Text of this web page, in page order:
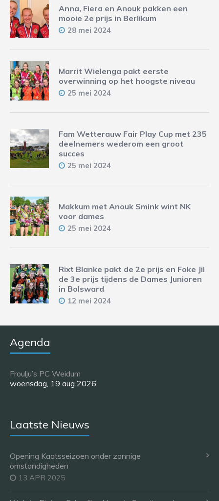
Anna, Fiera en Anouk pakken een
mooie 2e prijs in Berlikum
28 mei 2024
Marrit Wielenga pakt eerste
overwinning op het hoogste niveau
25 mei 2024
Fam Wetterauw Fair Play Cup met 235
deelnemers wederom een groot
succes
25 mei 2024
Makkum met Anouk Smink wint NK
voor dames
25 mei 2024
Rixt Blanke pakt de 2e prijs en Foke Jil
de 3e prijs tijdens de Dames Junioren
in Bolsward
12 mei 2024
Agenda
Froulju’s PC Weidum
woensdag, 19 aug 2026
Laatste Nieuws
Opening Kaatsseizoen onder zonnige
omstandigheden
13 APR 2025